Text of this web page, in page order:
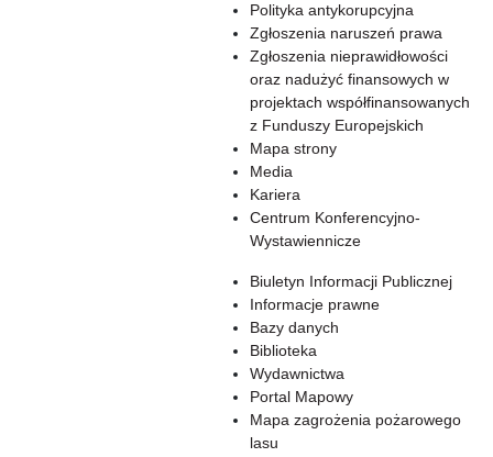
Polityka antykorupcyjna
Zgłoszenia naruszeń prawa
Zgłoszenia nieprawidłowości
oraz nadużyć finansowych w
projektach współfinansowanych
z Funduszy Europejskich
Mapa strony
Media
Kariera
Centrum Konferencyjno-
Wystawiennicze
Biuletyn Informacji Publicznej
Informacje prawne
Bazy danych
Biblioteka
Wydawnictwa
Portal Mapowy
Mapa zagrożenia pożarowego
lasu